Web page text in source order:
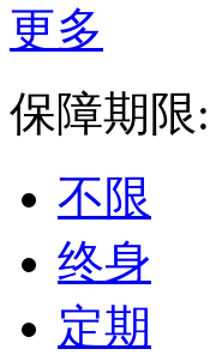
更多
保障期限:
不限
终身
定期